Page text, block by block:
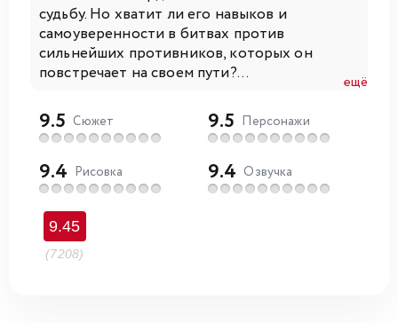
судьбу. Но хватит ли его навыков и
самоуверенности в битвах против
сильнейших противников, которых он
повстречает на своем пути?...
ещё
9.5 Сюжет 9.5 Персонажи
9.4 Рисовка 9.4 Озвучка
9.45
(7208)